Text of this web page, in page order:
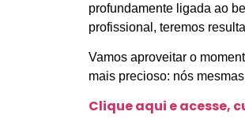
profundamente ligada ao
profissional, teremos
Vamos aproveitar o
mais precioso: nós
Clique aqui e acesse,